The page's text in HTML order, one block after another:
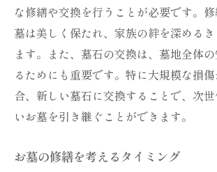
な修繕や交換を行うことが必要です。
墓は美しく保たれ、家族の絆を深める
ます。また、墓石の交換は、墓地全体
るためにも重要です。特に大規模な損
合、新しい墓石に交換することで、次
いお墓を引き継ぐことができます。
お墓の修繕を考えるタイミング